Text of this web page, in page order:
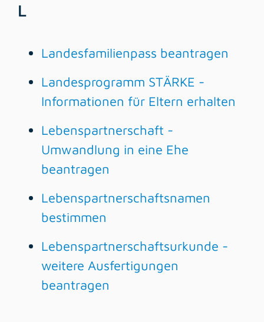
L
Landesfamilienpass beantragen
Landesprogramm STÄRKE -
Informationen für Eltern erhalten
Lebenspartnerschaft -
Umwandlung in eine Ehe
beantragen
Lebenspartnerschaftsnamen
bestimmen
Lebenspartnerschaftsurkunde -
weitere Ausfertigungen
beantragen